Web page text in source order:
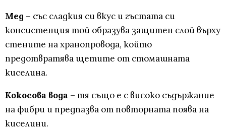
Мед – със сладкия си вкус и гъстата си
консистенция той образува защитен слой върху
стените на хранопровода, който
предотвратява щетите от стомашната
киселина.
Кокосова вода – тя също е с високо съдържание
на фибри и предпазва от повторната поява на
киселини.